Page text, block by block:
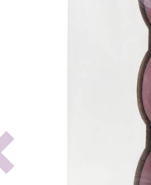
Previous